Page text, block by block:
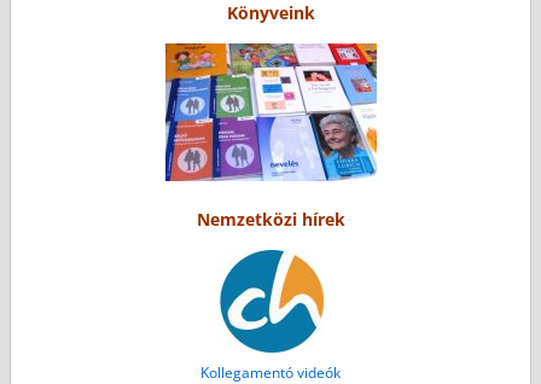
Könyveink
Nemzetközi hírek
Kollegamentó videók